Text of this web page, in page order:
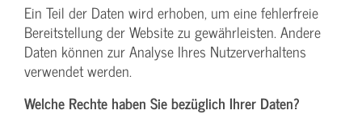
Ein Teil der Daten wird erhoben, um eine fehlerfreie
Bereitstellung der Website zu gewährleisten. Andere
Daten können zur Analyse Ihres Nutzerverhaltens
verwendet werden.
Welche Rechte haben Sie bezüglich Ihrer Daten?